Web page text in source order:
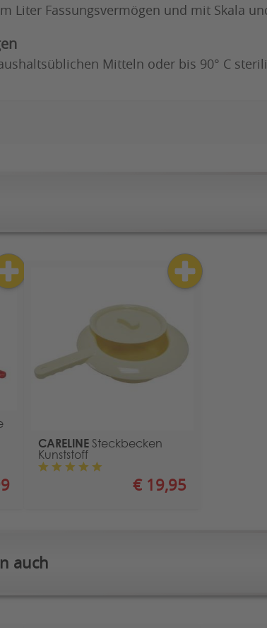
Liter Fassungsvermögen und mit Skala
Mitteln oder bis 90° C
CARELINESteckbecken
Kunststoff
€ 19,95
auch